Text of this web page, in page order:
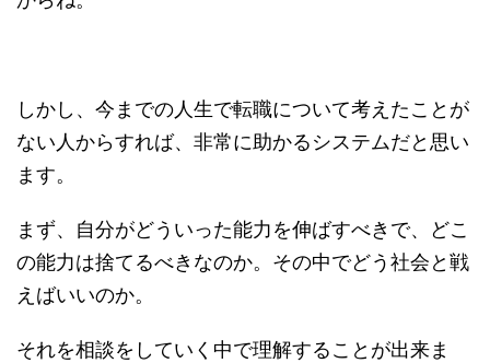
しかし、今までの人生で転職について考えたことが
ない人からすれば、非常に助かるシステムだと思い
ます。
まず、自分がどういった能力を伸ばすべきで、どこ
の能力は捨てるべきなのか。その中でどう社会と戦
えばいいのか。
それを相談をしていく中で理解することが出来ま